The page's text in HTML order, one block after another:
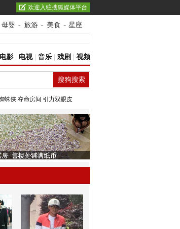
欢迎入驻搜狐媒体平台
母婴 - 旅游 - 美食 - 星座
电影 电视| 音乐 戏剧 视频
蛛侠 夺命房间 引力双眼皮